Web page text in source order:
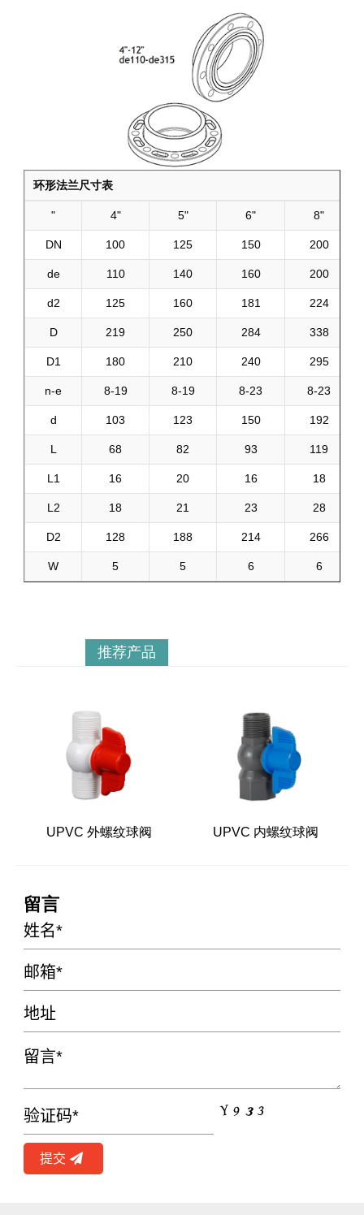
环形法兰尺寸表
" 4" 5" 6" 8"
DN 100 125 150 200
de 110 140 160 200
d2 125 160 181 224
D 219 250 284 338
D1 180 210 240 295
n-e 8-19 8-19 8-23 8-23
d 103 123 150 192
L 68 82 93 119
L1 16 20 16 18
L2 18 21 23 28
D2 128 188 214 266
W 5 5 6 6
推荐产品
UPVC 外螺纹球阀 UPVC 内螺纹球阀
留言
提交